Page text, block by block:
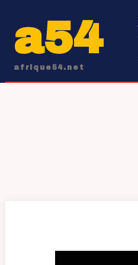
a54
afrique54.net